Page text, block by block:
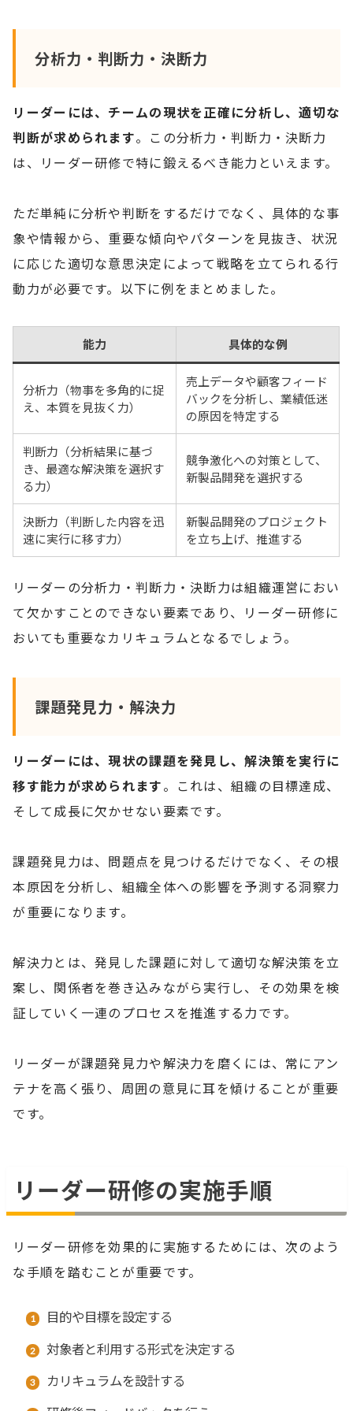
分析力・判断力・決断力
リーダーには、チームの現状を正確に分析し、適切な
判断が求められます。この分析力・判断力・決断力
は、リーダー研修で特に鍛えるべき能力といえます。
ただ単純に分析や判断をするだけでなく、具体的な事
象や情報から、重要な傾向やパターンを見抜き、状況
に応じた適切な意思決定によって戦略を立てられる行
動力が必要です。以下に例をまとめました。
能力 具体的な例
分析力（物事を多角的に捉
え、本質を見抜く力）
売上データや顧客フィード
バックを分析し、業績低迷
の原因を特定する
判断力（分析結果に基づ
き、最適な解決策を選択す
る力）
競争激化への対策として、
新製品開発を選択する
決断力（判断した内容を迅
速に実行に移す力）
新製品開発のプロジェクト
を立ち上げ、推進する
リーダーの分析力・判断力・決断力は組織運営におい
て欠かすことのできない要素であり、リーダー研修に
おいても重要なカリキュラムとなるでしょう。
課題発見力・解決力
リーダーには、現状の課題を発見し、解決策を実行に
移す能力が求められます。これは、組織の目標達成、
そして成長に欠かせない要素です。
課題発見力は、問題点を見つけるだけでなく、その根
本原因を分析し、組織全体への影響を予測する洞察力
が重要になります。
解決力とは、発見した課題に対して適切な解決策を立
案し、関係者を巻き込みながら実行し、その効果を検
証していく一連のプロセスを推進する力です。
リーダーが課題発見力や解決力を磨くには、常にアン
テナを高く張り、周囲の意見に耳を傾けることが重要
です。
リーダー研修の実施手順
リーダー研修を効果的に実施するためには、次のよう
な手順を踏むことが重要です。
目的や目標を設定する
対象者と利用する形式を決定する
カリキュラムを設計する